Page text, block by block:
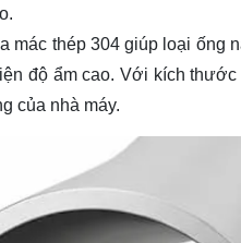
mác thép 304 giúp loại ống
độ ẩm cao. Với kích
của nhà máy.